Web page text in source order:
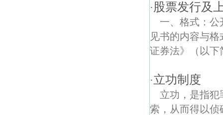
·股票发行及
一、格式：
见书的内容与
证券法》（以下
·立功制度
立功，是指
索，从而得以